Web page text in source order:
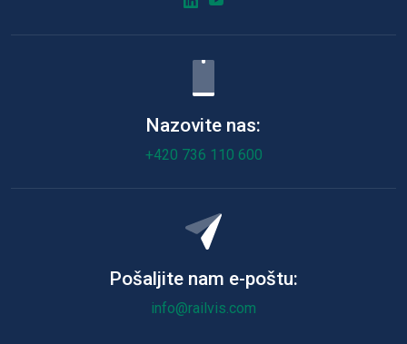
Nazovite nas:
+420 736 110 600
Pošaljite nam e-poštu:
info@railvis.com